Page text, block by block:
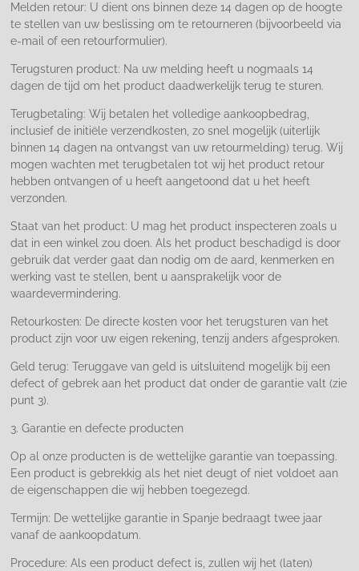
Melden retour: U dient ons binnen deze 14 dagen op de hoogte
te stellen van uw beslissing om te retourneren (bijvoorbeeld via
e-mail of een retourformulier).
Terugsturen product: Na uw melding heeft u nogmaals 14
dagen de tijd om het product daadwerkelijk terug te sturen.
Terugbetaling: Wij betalen het volledige aankoopbedrag,
inclusief de initiële verzendkosten, zo snel mogelijk (uiterlijk
binnen 14 dagen na ontvangst van uw retourmelding) terug. Wij
mogen wachten met terugbetalen tot wij het product retour
hebben ontvangen of u heeft aangetoond dat u het heeft
verzonden.
Staat van het product: U mag het product inspecteren zoals u
dat in een winkel zou doen. Als het product beschadigd is door
gebruik dat verder gaat dan nodig om de aard, kenmerken en
werking vast te stellen, bent u aansprakelijk voor de
waardevermindering.
Retourkosten: De directe kosten voor het terugsturen van het
product zijn voor uw eigen rekening, tenzij anders afgesproken.
Geld terug: Teruggave van geld is uitsluitend mogelijk bij een
defect of gebrek aan het product dat onder de garantie valt (zie
punt 3).
3. Garantie en defecte producten
Op al onze producten is de wettelijke garantie van toepassing.
Een product is gebrekkig als het niet deugt of niet voldoet aan
de eigenschappen die wij hebben toegezegd.
Termijn: De wettelijke garantie in Spanje bedraagt twee jaar
vanaf de aankoopdatum.
Procedure: Als een product defect is, zullen wij het (laten)